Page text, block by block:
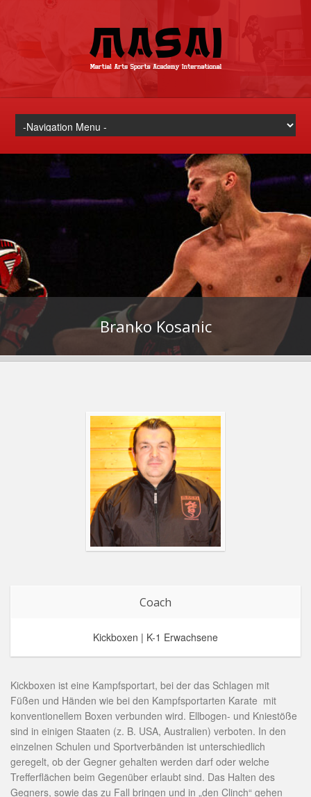
Branko Kosanic
Coach
Kickboxen | K-1 Erwachsene
Kickboxen ist eine Kampfsportart, bei der das Schlagen mit
Füßen und Händen wie bei den Kampfsportarten Karate mit
konventionellem Boxen verbunden wird. Ellbogen- und Kniestöße
sind in einigen Staaten (z. B. USA, Australien) verboten. In den
einzelnen Schulen und Sportverbänden ist unterschiedlich
geregelt, ob der Gegner gehalten werden darf oder welche
Trefferflächen beim Gegenüber erlaubt sind. Das Halten des
Gegners, sowie das zu Fall bringen und in „den Clinch“ gehen